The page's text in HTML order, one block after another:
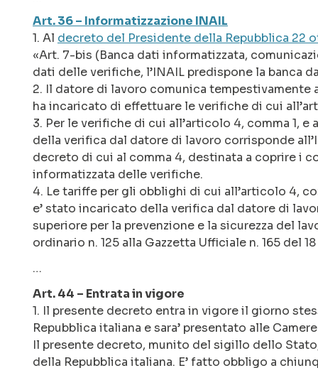
Art. 36 – Informatizzazione INAIL
1. Al decreto del Presidente della Repubblica 22
«Art. 7-bis (Banca dati informatizzata,
dati delle verifiche, l’INAIL predispone la banca
2. Il datore di lavoro comunica tempestivamente
ha incaricato di effettuare le verifiche di cui
3. Per le verifiche di cui all’articolo 4, comma 1, e
della verifica dal datore di lavoro corrisponde
decreto di cui al comma 4, destinata a coprire i
informatizzata delle verifiche.
4. Le tariffe per gli obblighi di cui all’articolo 4,
e’ stato incaricato della verifica dal datore di
superiore per la prevenzione e la sicurezza del
ordinario n. 125 alla Gazzetta Ufficiale n. 165 del
…
Art. 44 – Entrata in vigore
1. Il presente decreto entra in vigore il giorno
Repubblica italiana e sara’ presentato alle
Il presente decreto, munito del sigillo dello
della Repubblica italiana. E’ fatto obbligo a